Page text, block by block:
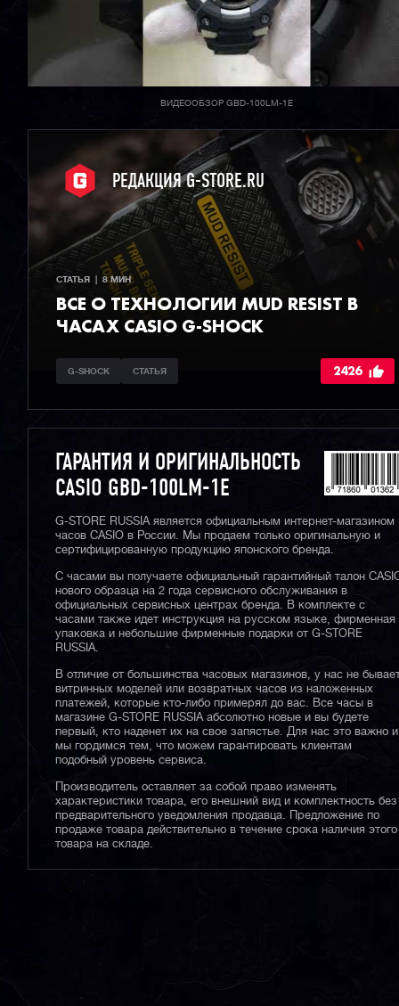
ВИДЕООБЗОР GBD-100LM-1E
РЕДАКЦИЯ G-STORE.RU
СТАТЬЯ  |  8 МИН
ВСЕ О ТЕХНОЛОГИИ MUD RESIST В
ЧАСАХ CASIO G-SHOCK
G-SHOCK СТАТЬЯ 2426
ГАРАНТИЯ И ОРИГИНАЛЬНОСТЬ
CASIO GBD-100LM-1E
G-STORE RUSSIA является официальным интернет-магазином
часов CASIO в России. Мы продаем только оригинальную и
сертифицированную продукцию японского бренда.
С часами вы получаете официальный гарантийный талон
нового образца на 2 года сервисного обслуживания в
официальных сервисных центрах бренда. В комплекте с
часами также идет инструкция на русском языке, фирменная
упаковка и небольшие фирменные подарки от G-STORE
RUSSIA.
В отличие от большинства часовых магазинов, у нас не
витринных моделей или возвратных часов из наложенных
платежей, которые кто-либо примерял до вас. Все часы в
магазине G-STORE RUSSIA абсолютно новые и вы будете
первый, кто наденет их на свое запястье. Для нас это важно и
мы гордимся тем, что можем гарантировать клиентам
подобный уровень сервиса.
Производитель оставляет за собой право изменять
характеристики товара, его внешний вид и комплектность без
предварительного уведомления продавца. Предложение по
продаже товара действительно в течение срока наличия этого
товара на складе.